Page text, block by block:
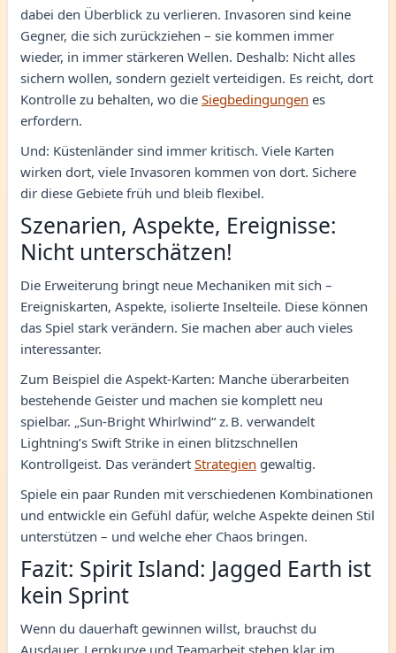
dabei den Überblick zu verlieren. Invasoren sind keine
Gegner, die sich zurückziehen – sie kommen immer
wieder, in immer stärkeren Wellen. Deshalb: Nicht alles
sichern wollen, sondern gezielt verteidigen. Es reicht, dort
Kontrolle zu behalten, wo die Siegbedingungen es
erfordern.
Und: Küstenländer sind immer kritisch. Viele Karten
wirken dort, viele Invasoren kommen von dort. Sichere
dir diese Gebiete früh und bleib flexibel.
Szenarien, Aspekte, Ereignisse:
Nicht unterschätzen!
Die Erweiterung bringt neue Mechaniken mit sich –
Ereigniskarten, Aspekte, isolierte Inselteile. Diese können
das Spiel stark verändern. Sie machen aber auch vieles
interessanter.
Zum Beispiel die Aspekt-Karten: Manche überarbeiten
bestehende Geister und machen sie komplett neu
spielbar. „Sun-Bright Whirlwind“ z. B. verwandelt
Lightning’s Swift Strike in einen blitzschnellen
Kontrollgeist. Das verändert Strategien gewaltig.
Spiele ein paar Runden mit verschiedenen Kombinationen
und entwickle ein Gefühl dafür, welche Aspekte deinen Stil
unterstützen – und welche eher Chaos bringen.
Fazit: Spirit Island: Jagged Earth ist
kein Sprint
Wenn du dauerhaft gewinnen willst, brauchst du
Ausdauer. Lernkurve und Teamarbeit stehen klar im